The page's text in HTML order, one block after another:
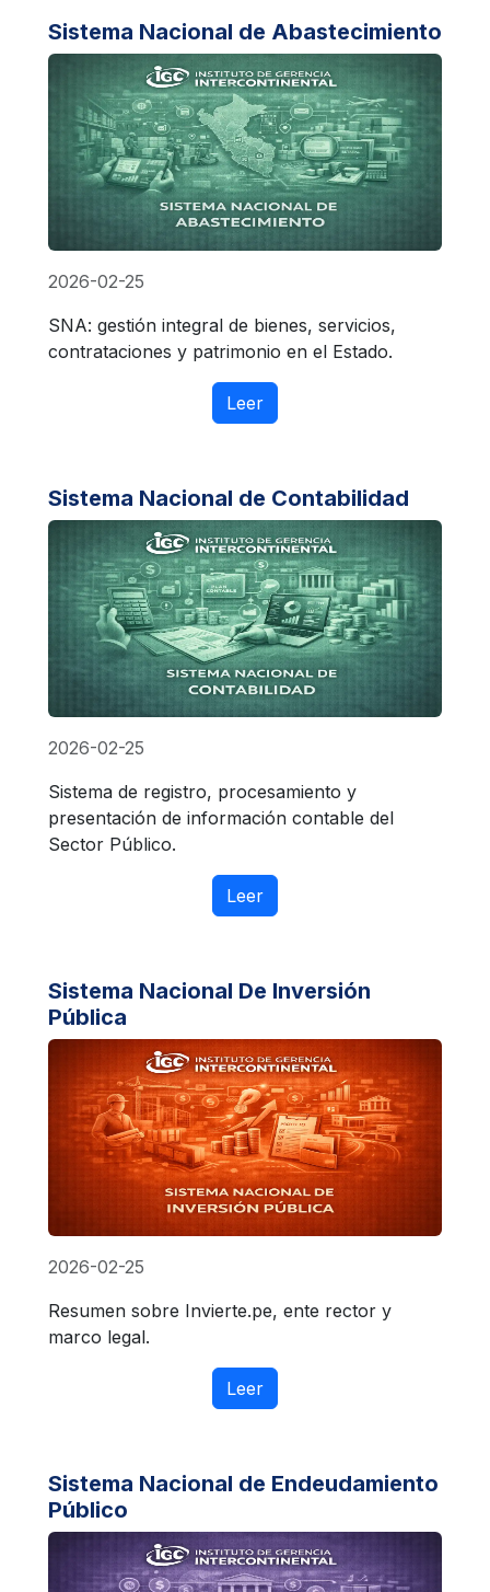
Sistema Nacional de Abastecimiento
2026-02-25
SNA: gestión integral de bienes, servicios,
contrataciones y patrimonio en el Estado.
Leer
Sistema Nacional de Contabilidad
2026-02-25
Sistema de registro, procesamiento y
presentación de información contable del
Sector Público.
Leer
Sistema Nacional De Inversión
Pública
2026-02-25
Resumen sobre Invierte.pe, ente rector y
marco legal.
Leer
Sistema Nacional de Endeudamiento
Público